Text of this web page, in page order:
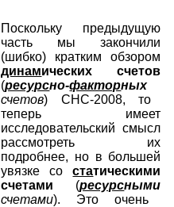
Поскольку предыдущую
часть мы закончили
(шибко) кратким обзором
динамических счетов
(ресурсно-факторных
счетов) СНС-2008, то
теперь имеет
исследовательский смысл
рассмотреть их
подробнее, но в большей
увязке состатическими
счетами (ресурсными
счетами). Это очень